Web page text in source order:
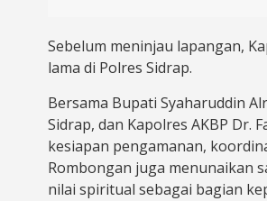
Sebelum meninjau lapangan,
lama di Polres Sidrap.
Bersama Bupati Syaharuddin
Sidrap, dan Kapolres AKBP Dr.
kesiapan pengamanan,
Rombongan juga menunaikan
nilai spiritual sebagai bagian